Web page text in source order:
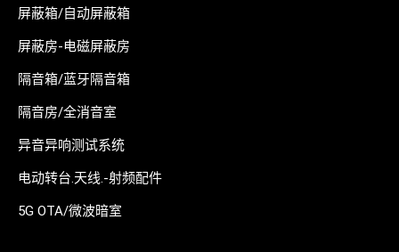
屏蔽箱/自动屏蔽箱
屏蔽房-电磁屏蔽房
隔音箱/蓝牙隔音箱
隔音房/全消音室
异音异响测试系统
电动转台.天线.-射频配件
5G OTA/微波暗室